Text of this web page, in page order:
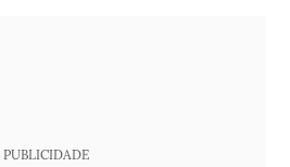
PUBLICIDADE